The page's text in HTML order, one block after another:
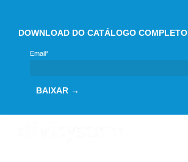
DOWNLOAD DO CATÁLOGO COMPLETO
Email*
BAIXAR →